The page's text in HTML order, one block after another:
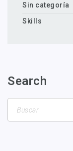
Sin categoría
Skills
Search